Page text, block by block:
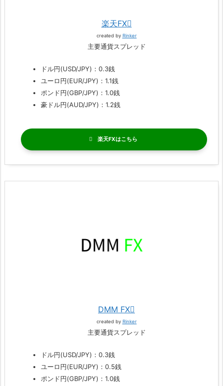
楽天FX
created by Rinker
主要通貨スプレッド
ドル円(USD/JPY)：0.3銭
ユーロ円(EUR/JPY)：1.1銭
ポンド円(GBP/JPY)：1.0銭
豪ドル円(AUD/JPY)：1.2銭
楽天FX
DMM FX
created by Rinker
主要通貨スプレッド
ドル円(USD/JPY)：0.3銭
ユーロ円(EUR/JPY)：0.5銭
ポンド円(GBP/JPY)：1.0銭